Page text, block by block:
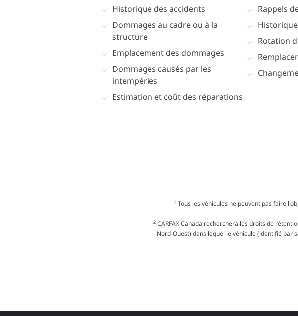
Historique des accidents
Dommages au cadre ou à la
structure
Emplacement des dommages
Dommages causés par les
intempéries
Estimation et coût des réparations
Rappels
Rotation
1 Tous les véhicules ne peuvent pas faire
2CARFAX Canada recherchera les droits de
Nord-Ouest) dans lequel le véhicule (identifié par